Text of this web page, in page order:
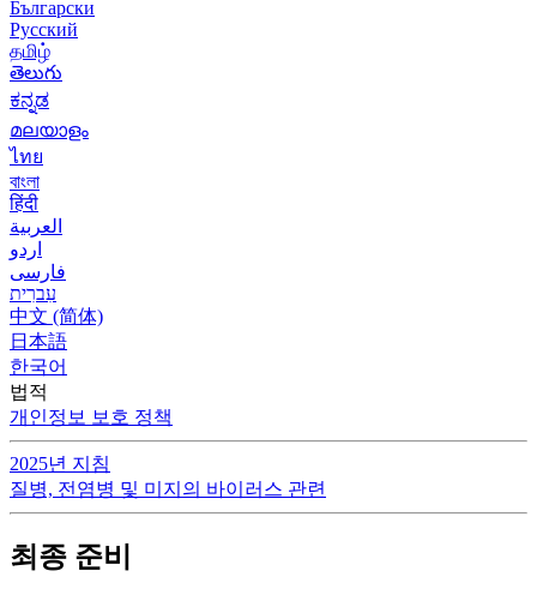
Български
Русский
தமிழ்
తెలుగు
ಕನ್ನಡ
മലയാളം
ไทย
বাংলা
हिंदी
العربية
اردو
فارسی
עִברִית
中文 (简体)
日本語
한국어
법적
개인정보 보호 정책
2025년 지침
질병, 전염병 및 미지의 바이러스 관련
최종 준비